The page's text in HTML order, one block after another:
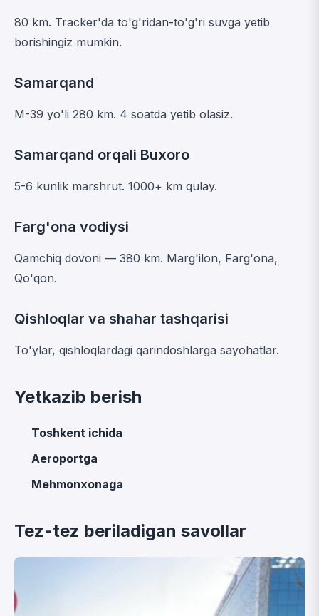
80 km. Tracker'da to'g'ridan-to'g'ri suvga yetib
borishingiz mumkin.
Samarqand
M-39 yo'li 280 km. 4 soatda yetib olasiz.
Samarqand orqali Buxoro
5-6 kunlik marshrut. 1000+ km qulay.
Farg'ona vodiysi
Qamchiq dovoni — 380 km. Marg'ilon, Farg'ona,
Qo'qon.
Qishloqlar va shahar tashqarisi
To'ylar, qishloqlardagi qarindoshlarga sayohatlar.
Yetkazib berish
Toshkent ichida
Aeroportga
Mehmonxonaga
Tez-tez beriladigan savollar